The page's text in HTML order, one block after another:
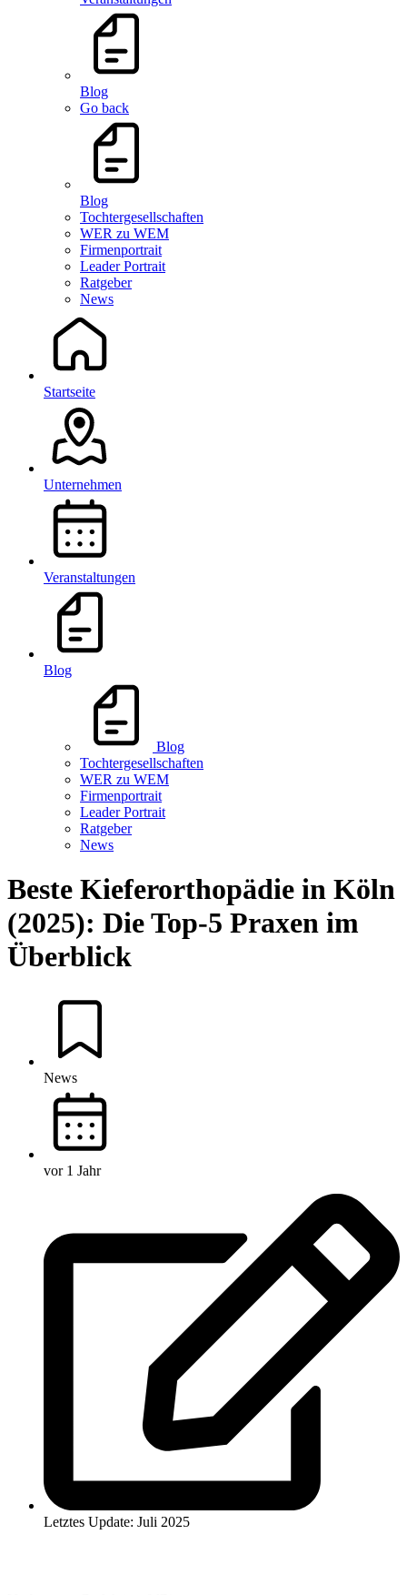
Blog
Go back
Blog
Tochtergesellschaften
WER zu WEM
Firmenportrait
Leader Portrait
Ratgeber
News
Startseite
Unternehmen
Veranstaltungen
Blog
Blog
Tochtergesellschaften
WER zu WEM
Firmenportrait
Leader Portrait
Ratgeber
News
Beste Kieferorthopädie in Köln
(2025): Die Top-5 Praxen im
Überblick
News
vor 1 Jahr
Letztes Update: Juli 2025